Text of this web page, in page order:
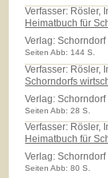
Verfasser: Rösler,
Heimatbuch für
Verlag:
Seiten Abb: 144 S.
Verfasser: Rösler,
Schorndorfs
Verlag:
Seiten Abb: 28 S.
Verfasser: Rösler,
Heimatbuch für
Verlag:Schorndorf
Seiten Abb: 80 S.